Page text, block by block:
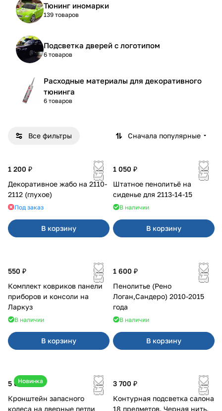
Тюнинг иномарки
139 товаров
Подсветка дверей с логотипом
6 товаров
Расходные материалы для декоративного
тюнинга
6 товаров
Все фильтры Сначала популярные
1 200 ₽
Декоративное жабо на 2110-
2112 (глухое)
Под заказ
В корзину
1 050 ₽
Штатное пенолитьё на
сиденье для 2113-14-15
В наличии
В корзину
550 ₽
Комплект ковриков панели
приборов и консоли на
Ларкуз
В наличии
В корзину
1 600 ₽
Пенолитье (Рено
Логан,Сандеро) 2010-2015
года
В наличии
В корзину
Новинка
5 050 ₽
Кронштейн запасного
колеса на дверные петли
3 700 ₽
Контурная подсветка салона
18 предметов. Черная нить.